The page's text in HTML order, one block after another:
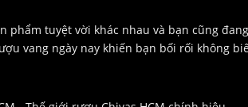
phẩm tuyệt vời khác nhau và bạn cũng
vang ngày nay khiến bạn bối rối không